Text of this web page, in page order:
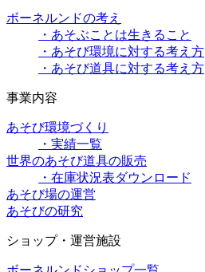
ボーネルンドの考え
・あそぶことは生きること
・あそび環境に対する考え方
・あそび道具に対する考え方
事業内容
あそび環境づくり
・実績一覧
世界のあそび道具の販売
・在庫状況表ダウンロード
あそび場の運営
あそびの研究
ショップ・運営施設